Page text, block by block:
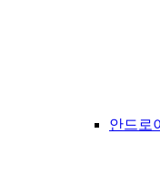
안드로